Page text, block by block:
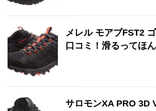
メレル モアブFST2
口コミ！滑るってほ
サロモンXA PRO 3D